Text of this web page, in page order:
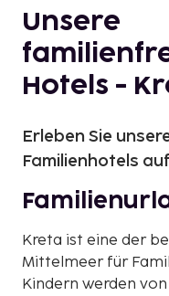
Unsere
Hotels -
Erleben Sie
Familienhotels
Kreta ist eine der
Mittelmeer für
Kindern werden